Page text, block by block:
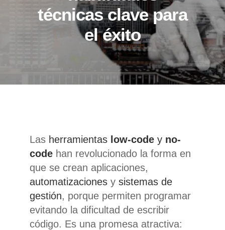
técnicas clave para
el éxito
Las herramientas low-code y no-
code han revolucionado la forma en
que se crean aplicaciones,
automatizaciones y sistemas de
gestión, porque permiten programar
evitando la dificultad de escribir
código. Es una promesa atractiva: